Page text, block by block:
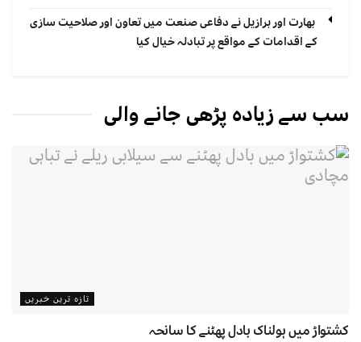
بھارت اور برازیل نے دفاعی صنعت میں تعاون اور صلاحیت سازی
کے اقدامات کے مواقع پر تبادلہ خیال کیا
سب سے زیادہ پڑھی جانے والی
تازہ ترین خبریں
کشتواڑ میں ہولناک بادل پھٹنے کا سانحہ